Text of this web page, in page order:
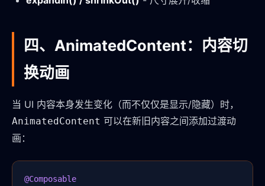
四、AnimatedContent：内容切
换动画
当 UI 内容本身发生变化（而不仅仅是显示/隐藏）时，
AnimatedContent 可以在新旧内容之间添加过渡动
画：
@Composable